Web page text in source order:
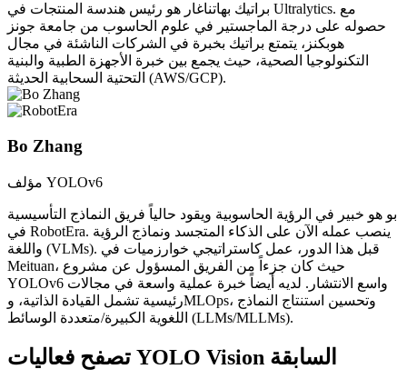
براتيك بهاتناغار هو رئيس هندسة المنتجات في Ultralytics. مع
حصوله على درجة الماجستير في علوم الحاسوب من جامعة جونز
هوبكنز، يتمتع براتيك بخبرة في الشركات الناشئة في مجال
التكنولوجيا الصحية، حيث يجمع بين خبرة الأجهزة الطبية والبنية
التحتية السحابية الحديثة (AWS/GCP).
Bo Zhang
مؤلف YOLOv6
بو هو خبير في الرؤية الحاسوبية ويقود حالياً فريق النماذج التأسيسية
في RobotEra. ينصب عمله الآن على الذكاء المتجسد ونماذج الرؤية
واللغة (VLMs). قبل هذا الدور، عمل كاستراتيجي خوارزميات في
Meituan، حيث كان جزءاً من الفريق المسؤول عن مشروع
YOLOv6 واسع الانتشار. لديه أيضاً خبرة عملية واسعة في مجالات
رئيسية تشمل القيادة الذاتية، وMLOps، وتحسين استنتاج النماذج
اللغوية الكبيرة/متعددة الوسائط (LLMs/MLLMs).
تصفح فعاليات YOLO Vision السابقة